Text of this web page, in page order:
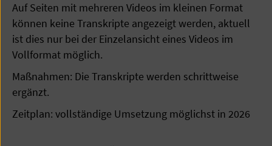
Auf Seiten mit mehreren Videos im kleinen Format
können keine Transkripte angezeigt werden, aktuell
ist dies nur bei der Einzelansicht eines Videos im
Vollformat möglich.
Maßnahmen: Die Transkripte werden schrittweise
ergänzt.
Zeitplan: vollständige Umsetzung möglichst in 2026